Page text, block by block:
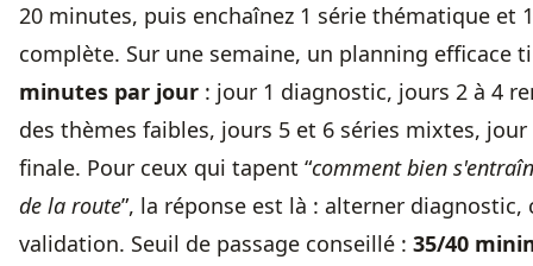
20 minutes, puis enchaînez 1 série thématique et
complète. Sur une semaine, un planning efficace
minutes par jour : jour 1 diagnostic, jours 2 à 4
des thèmes faibles, jours 5 et 6 séries mixtes,
finale. Pour ceux qui tapent “comment bien
de la route”, la réponse est là : alterner
validation. Seuil de passage conseillé : 35/40